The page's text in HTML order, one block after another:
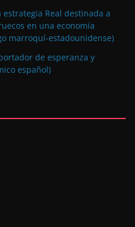
Real destinada a
en una economía
marroquí-estadounidense)
de esperanza y
español)